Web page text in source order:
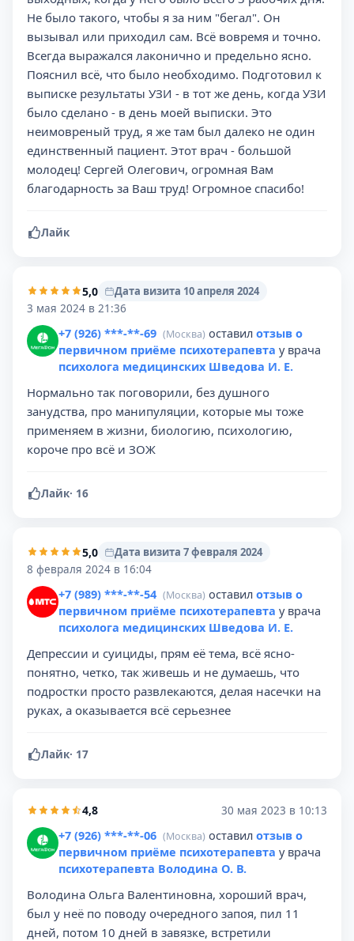
Не было такого, чтобы я за ним "бегал". Он
вызывал или приходил сам. Всё вовремя и точно.
Всегда выражался лаконично и предельно ясно.
Пояснил всё, что было необходимо. Подготовил к
выписке результаты УЗИ - в тот же день, когда УЗИ
было сделано - в день моей выписки. Это
неимовреный труд, я же там был далеко не один
единственный пациент. Этот врач - большой
молодец! Сергей Олегович, огромная Вам
благодарность за Ваш труд! Огромное спасибо!
Лайк
5,0
Дата визита 10 апреля 2024
3 мая 2024 в 21:36
+7 (926) ***-**-69 (Москва) оставил отзыв о
первичном приёме психотерапевта у врача
психолога медицинских Шведова И. Е.
Нормально так поговорили, без душного
занудства, про манипуляции, которые мы тоже
применяем в жизни, биологию, психологию,
короче про всё и ЗОЖ
Лайк· 16
5,0
Дата визита 7 февраля 2024
8 февраля 2024 в 16:04
+7 (989) ***-**-54 (Москва) оставил отзыв о
первичном приёме психотерапевта у врача
психолога медицинских Шведова И. Е.
Депрессии и суициды, прям её тема, всё ясно-
понятно, четко, так живешь и не думаешь, что
подростки просто развлекаются, делая насечки на
руках, а оказывается всё серьезнее
Лайк· 17
4,8 30 мая 2023 в 10:13
+7 (926) ***-**-06 (Москва) оставил отзыв о
первичном приёме психотерапевта у врача
психотерапевта Володина О. В.
Володина Ольга Валентиновна, хороший врач,
был у неё по поводу очередного запоя, пил 11
дней, потом 10 дней в завязке, встретили